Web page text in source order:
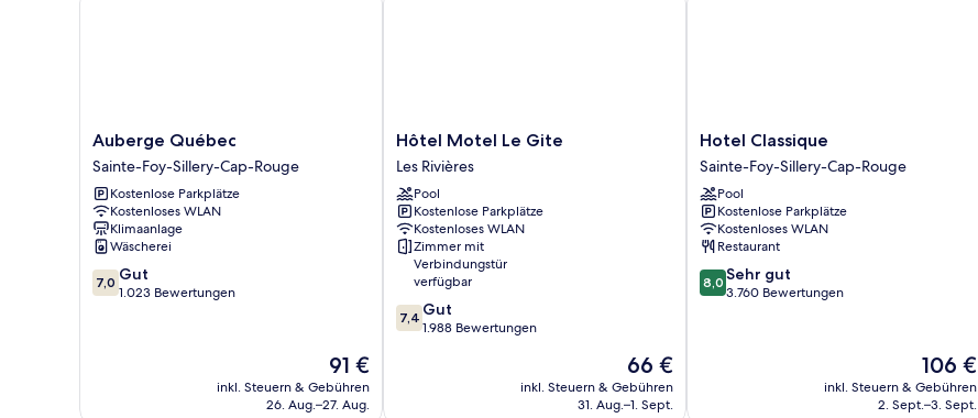
Auberge
Québec
Sainte-
Foy-
Sillery-
Cap-
Rouge
Auberge Québec
Sainte-Foy-Sillery-Cap-Rouge
Kostenlose Parkplätze
Kostenloses WLAN
Klimaanlage
Wäscherei
7.0
von
7,0 Gut
1.023 Bewertungen
Der
Preis
beträgt
91 €
inkl. Steuern & Gebühren
26. Aug.–27. Aug.
Hôtel
Motel
Le
Gite
Les
Rivières
Hôtel Motel Le Gite
Les Rivières
Pool
Kostenlose Parkplätze
Kostenloses WLAN
Zimmer mit
Verbindungstür
verfügbar
7.4
von
7,4 Gut
1.988 Bewertungen
Der
Preis
beträgt
66 €
inkl. Steuern & Gebühren
31. Aug.–1. Sept.
Hotel
Classique
Sainte-
Foy-
Sillery-
Cap-
Rouge
Hotel Classique
Sainte-Foy-Sillery-Cap-Rouge
Pool
Kostenlose Parkplätze
Kostenloses WLAN
Restaurant
8.0
von
8,0 Sehr gut
3.760 Bewertungen
Der
Preis
beträgt
106 €
inkl. Steuern & Gebühren
2. Sept.–3. Sept.